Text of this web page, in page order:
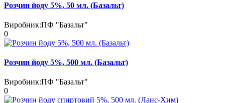
Розчин йоду 5%, 50 мл. (Базальт)
Виробник:ПФ "Базальт"
0
Розчин йоду 5%, 500 мл. (Базальт)
Виробник:ПФ "Базальт"
0